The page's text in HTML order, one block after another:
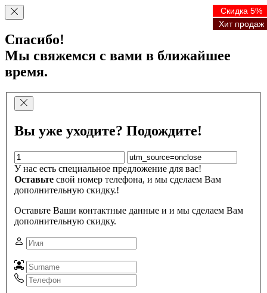
Спасибо!
Мы свяжемся с вами в ближайшее
время.
Вы уже уходите? Подождите!
У нас есть специальное предложение для вас!
Оставьте свой номер телефона, и мы сделаем Вам
дополнительную скидку.!
Оставьте Ваши контактные данные и и мы сделаем Вам
дополнительную скидку.
Скидка 5%
Хит продаж
Скидка 5%
Хит продаж
Скидка 5%
Хит продаж
Скидка 5%
Хит продаж